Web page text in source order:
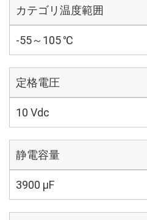
カテゴリ温度範囲
-55～105 ℃
定格電圧
10 Vdc
静電容量
3900 µF